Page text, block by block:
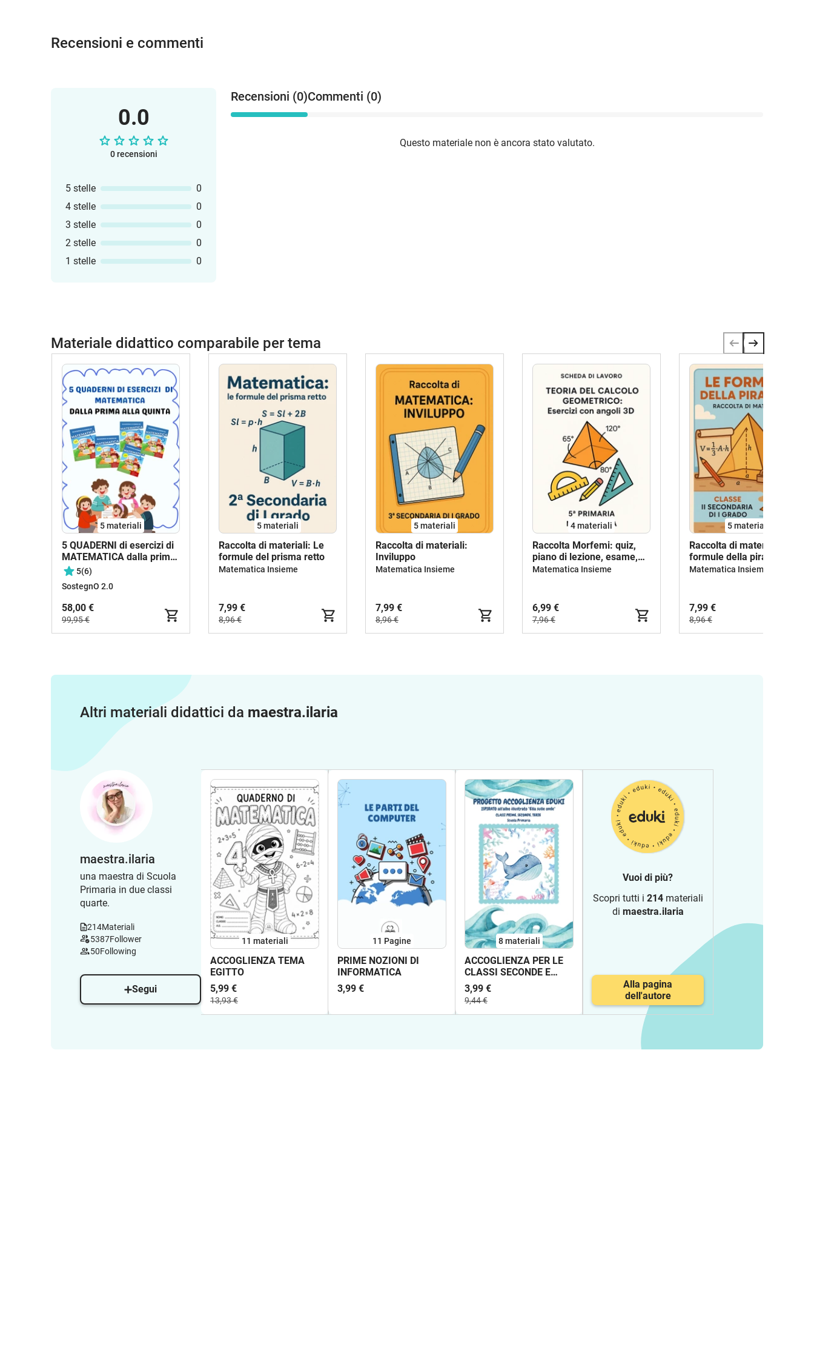
Recensioni e commenti
0.0
0 recensioni
5 stelle
0
4 stelle
0
3 stelle
0
2 stelle
0
1 stelle
0
Recensioni (0)Commenti (0)
Questo materiale non è ancora stato valutato.
Materiale didattico comparabile per tema
5 materiali
5 QUADERNI di esercizi di
MATEMATICA dalla prima
alla quinta (in formato
PDF)
5(6)
SostegnO 2.0
58,00 €
99,95 €
5 materiali
Raccolta di materiali: Le
formule del prisma retto
Matematica Insieme
7,99 €
8,96 €
5 materiali
Raccolta di materiali:
Inviluppo
Matematica Insieme
7,99 €
8,96 €
4 materiali
Raccolta Morfemi: quiz,
piano di lezione, esame,
scheda di lavoro
Matematica Insieme
6,99 €
7,96 €
5 materiali
Raccolta di materiali: le
formule della piramide
Matematica Insieme
7,99 €
8,96 €
Altri materiali didattici da maestra.ilaria
maestra.ilaria
una maestra di Scuola
Primaria in due classi
quarte.
214Materiali
5387Follower
50Following
Segui
11 materiali
ACCOGLIENZA TEMA
EGITTO
5,99 €
13,93 €
11 Pagine
PRIME NOZIONI DI
INFORMATICA
3,99 €
8 materiali
ACCOGLIENZA PER LE
CLASSI SECONDE E
TERZE (Allestimento
della classe)
3,99 €
9,44 €
Vuoi di più?
Scopri tutti i 214materiali
di maestra.ilaria
Alla pagina
dell'autore